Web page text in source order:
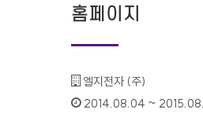
홈페이지
기관명 :
엘지전자 (주)
인증기간 :
2014.08.04 ~